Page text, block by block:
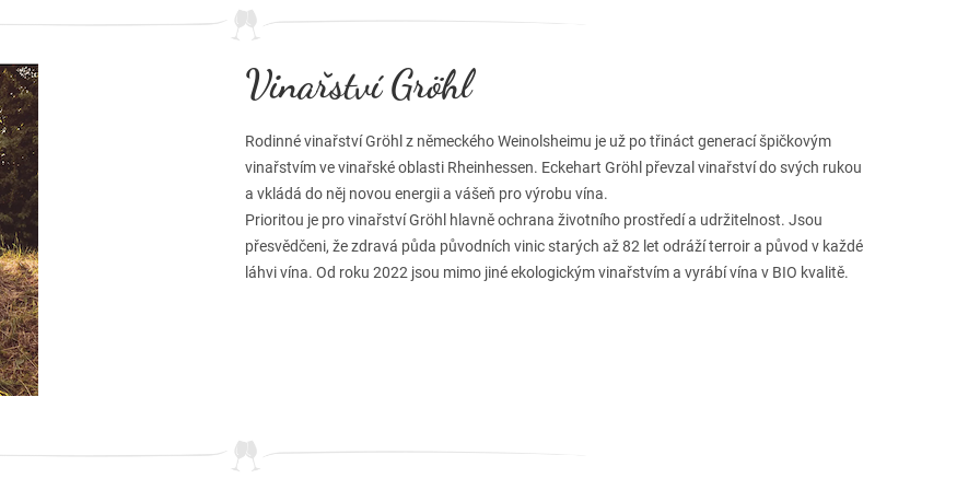
Vinařství Gröhl
Rodinné vinařství Gröhl z německého Weinolsheimu je už po třináct generací špičkovým
vinařstvím ve vinařské oblasti Rheinhessen. Eckehart Gröhl převzal vinařství do svých rukou
a vkládá do něj novou energii a vášeň pro výrobu vína.
Prioritou je pro vinařství Gröhl hlavně ochrana životního prostředí a udržitelnost. Jsou
přesvědčeni, že zdravá půda původních vinic starých až 82 let odráží terroir a původ v každé
láhvi vína. Od roku 2022 jsou mimo jiné ekologickým vinařstvím a vyrábí vína v BIO kvalitě.